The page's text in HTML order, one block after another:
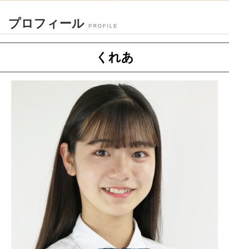
プロフィール PROFILE
くれあ